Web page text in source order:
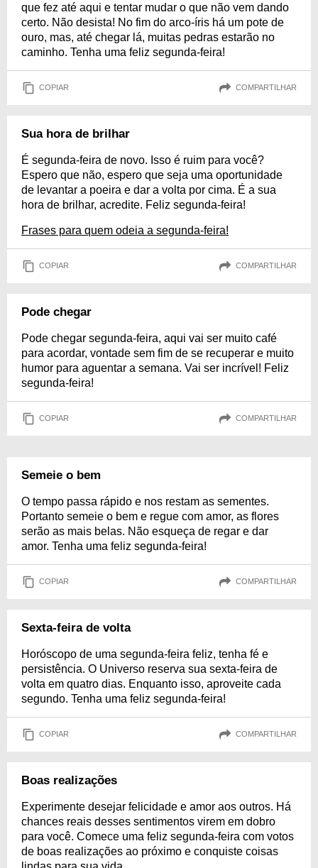
que fez até aqui e tentar mudar o que não vem dando
certo. Não desista! No fim do arco-íris há um pote de
ouro, mas, até chegar lá, muitas pedras estarão no
caminho. Tenha uma feliz segunda-feira!
COPIAR COMPARTILHAR
Sua hora de brilhar
É segunda-feira de novo. Isso é ruim para você?
Espero que não, espero que seja uma oportunidade
de levantar a poeira e dar a volta por cima. É a sua
hora de brilhar, acredite. Feliz segunda-feira!
Frases para quem odeia a segunda-feira!
COPIAR COMPARTILHAR
Pode chegar
Pode chegar segunda-feira, aqui vai ser muito café
para acordar, vontade sem fim de se recuperar e muito
humor para aguentar a semana. Vai ser incrível! Feliz
segunda-feira!
COPIAR COMPARTILHAR
Semeie o bem
O tempo passa rápido e nos restam as sementes.
Portanto semeie o bem e regue com amor, as flores
serão as mais belas. Não esqueça de regar e dar
amor. Tenha uma feliz segunda-feira!
COPIAR COMPARTILHAR
Sexta-feira de volta
Horóscopo de uma segunda-feira feliz, tenha fé e
persistência. O Universo reserva sua sexta-feira de
volta em quatro dias. Enquanto isso, aproveite cada
segundo. Tenha uma feliz segunda-feira!
COPIAR COMPARTILHAR
Boas realizações
Experimente desejar felicidade e amor aos outros. Há
chances reais desses sentimentos virem em dobro
para você. Comece uma feliz segunda-feira com votos
de boas realizações ao próximo e conquiste coisas